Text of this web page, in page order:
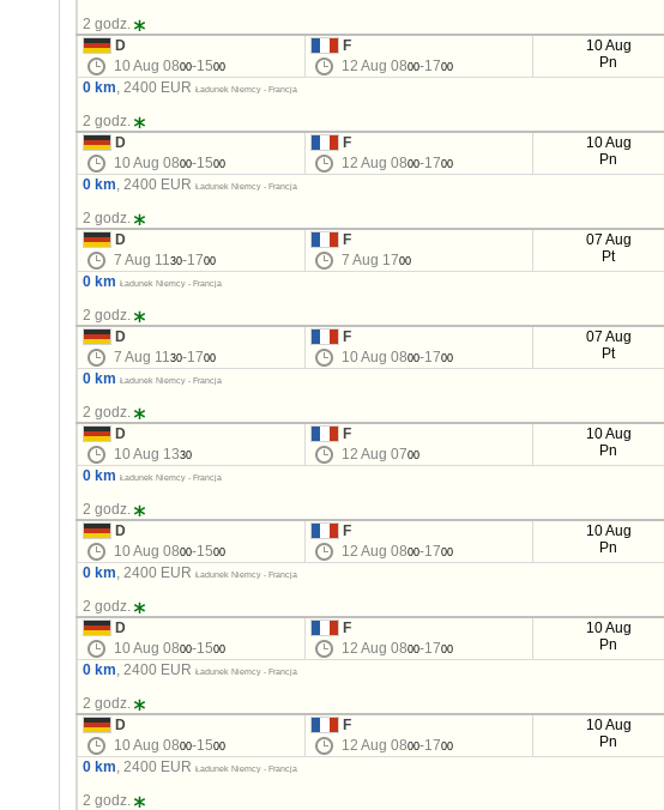
2 godz.
D
10 Aug 0800-1500
F
12 Aug 0800-1700
10 Aug
Pn
0 km, 2400 EUR Ładunek Niemcy - Francja
2 godz.
D
10 Aug 0800-1500
F
12 Aug 0800-1700
10 Aug
Pn
0 km, 2400 EUR Ładunek Niemcy - Francja
2 godz.
D
7 Aug 1130-1700
F
7 Aug 1700
07 Aug
Pt
0 km Ładunek Niemcy - Francja
2 godz.
D
7 Aug 1130-1700
F
10 Aug 0800-1700
07 Aug
Pt
0 km Ładunek Niemcy - Francja
2 godz.
D
10 Aug 1330
F
12 Aug 0700
10 Aug
Pn
0 km Ładunek Niemcy - Francja
2 godz.
D
10 Aug 0800-1500
F
12 Aug 0800-1700
10 Aug
Pn
0 km, 2400 EUR Ładunek Niemcy - Francja
2 godz.
D
10 Aug 0800-1500
F
12 Aug 0800-1700
10 Aug
Pn
0 km, 2400 EUR Ładunek Niemcy - Francja
2 godz.
D
10 Aug 0800-1500
F
12 Aug 0800-1700
10 Aug
Pn
0 km, 2400 EUR Ładunek Niemcy - Francja
2 godz.